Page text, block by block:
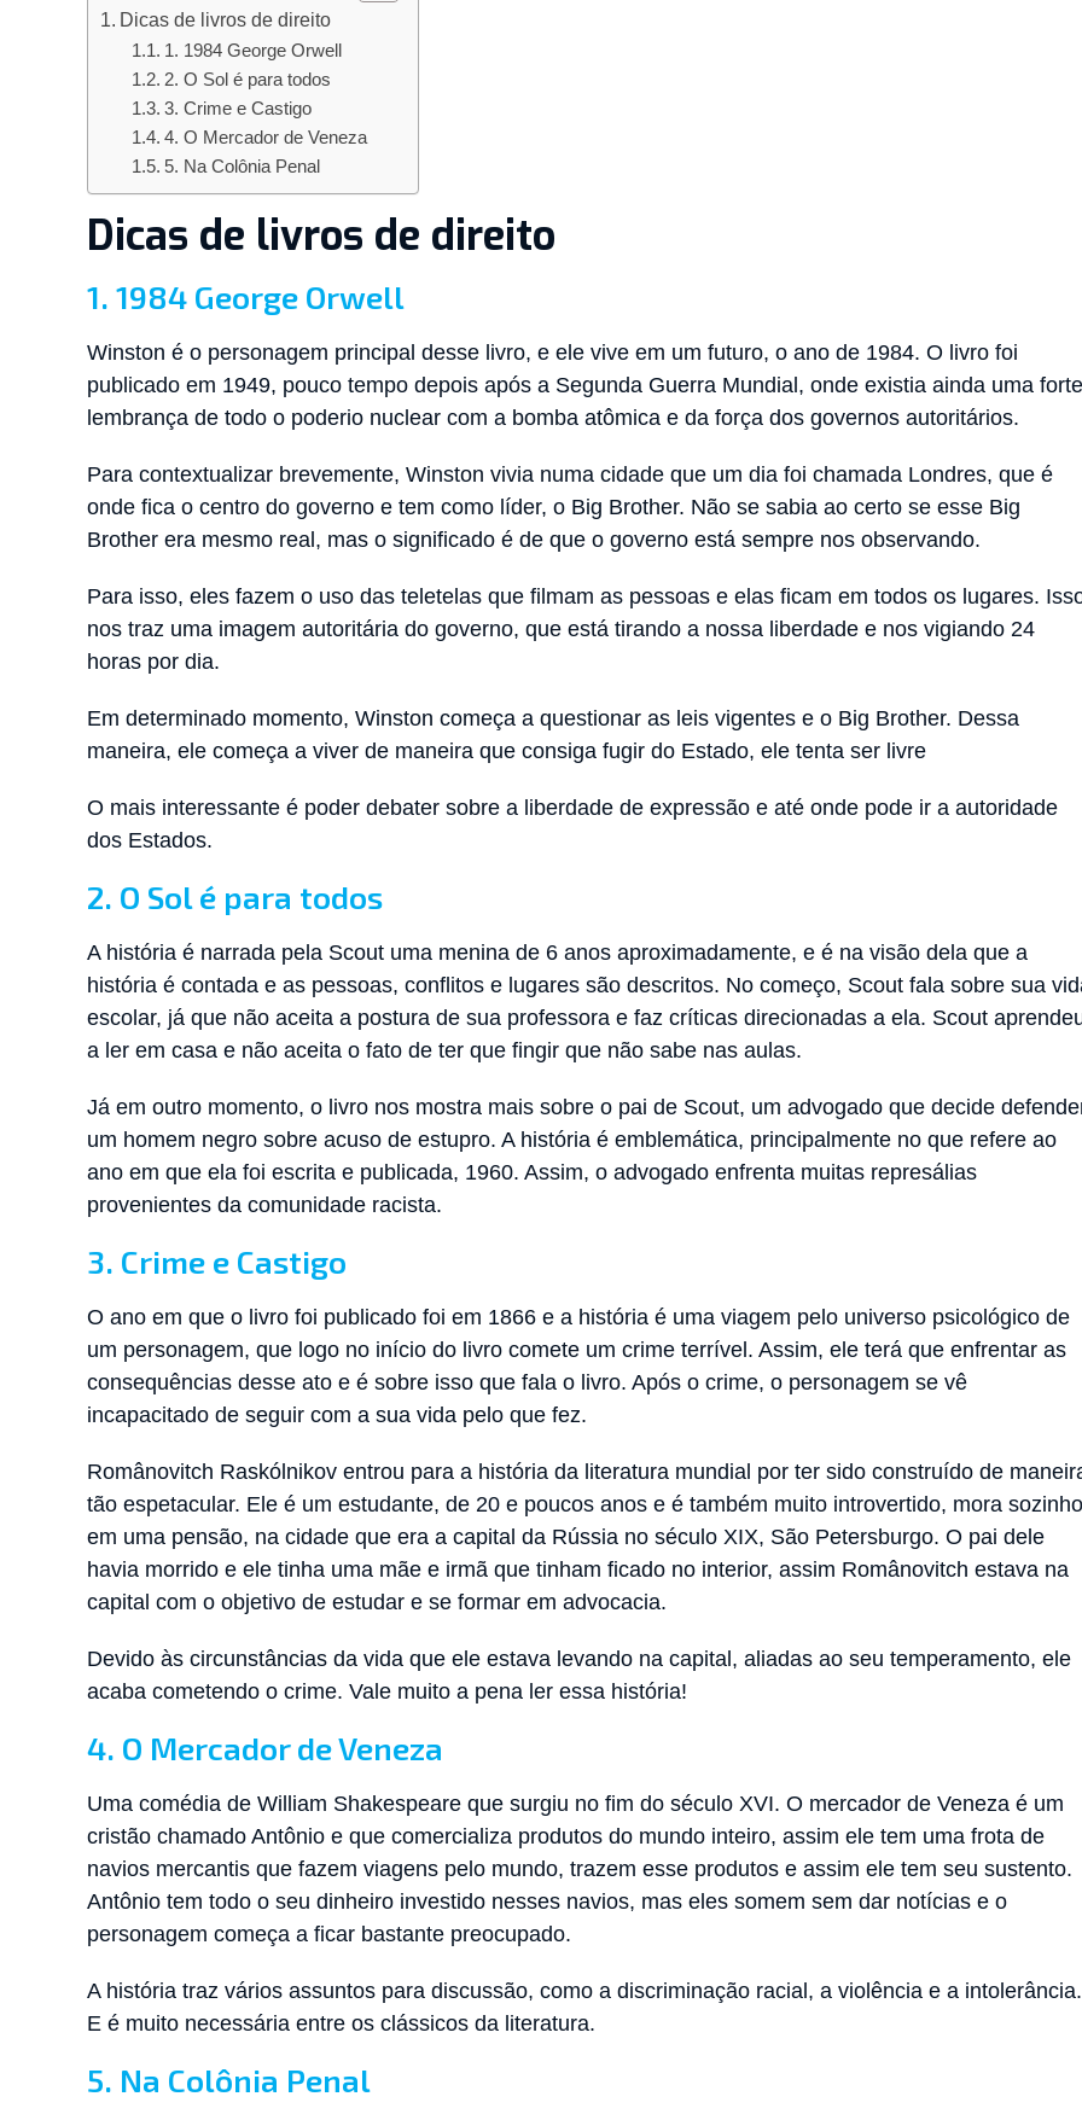
Dicas de livros de direito
1. 1984 George Orwell
2. O Sol é para todos
3. Crime e Castigo
4. O Mercador de Veneza
5. Na Colônia Penal
Dicas de livros de direito
1. 1984 George Orwell
Winston é o personagem principal desse livro, e ele vive em um futuro, o ano de 1984. O livro foi
publicado em 1949, pouco tempo depois após a Segunda Guerra Mundial, onde existia ainda uma forte
lembrança de todo o poderio nuclear com a bomba atômica e da força dos governos autoritários.
Para contextualizar brevemente, Winston vivia numa cidade que um dia foi chamada Londres, que é
onde fica o centro do governo e tem como líder, o Big Brother. Não se sabia ao certo se esse Big
Brother era mesmo real, mas o significado é de que o governo está sempre nos observando.
Para isso, eles fazem o uso das teletelas que filmam as pessoas e elas ficam em todos os lugares.
nos traz uma imagem autoritária do governo, que está tirando a nossa liberdade e nos vigiando 24
horas por dia.
Em determinado momento, Winston começa a questionar as leis vigentes e o Big Brother. Dessa
maneira, ele começa a viver de maneira que consiga fugir do Estado, ele tenta ser livre
O mais interessante é poder debater sobre a liberdade de expressão e até onde pode ir a autoridade
dos Estados.
2. O Sol é para todos
A história é narrada pela Scout uma menina de 6 anos aproximadamente, e é na visão dela que a
história é contada e as pessoas, conflitos e lugares são descritos. No começo, Scout fala sobre sua
escolar, já que não aceita a postura de sua professora e faz críticas direcionadas a ela. Scout
a ler em casa e não aceita o fato de ter que fingir que não sabe nas aulas.
Já em outro momento, o livro nos mostra mais sobre o pai de Scout, um advogado que decide
um homem negro sobre acuso de estupro. A história é emblemática, principalmente no que refere ao
ano em que ela foi escrita e publicada, 1960. Assim, o advogado enfrenta muitas represálias
provenientes da comunidade racista.
3. Crime e Castigo
O ano em que o livro foi publicado foi em 1866 e a história é uma viagem pelo universo psicológico de
um personagem, que logo no início do livro comete um crime terrível. Assim, ele terá que enfrentar as
consequências desse ato e é sobre isso que fala o livro. Após o crime, o personagem se vê
incapacitado de seguir com a sua vida pelo que fez.
Românovitch Raskólnikov entrou para a história da literatura mundial por ter sido construído de
tão espetacular. Ele é um estudante, de 20 e poucos anos e é também muito introvertido, mora sozinho
em uma pensão, na cidade que era a capital da Rússia no século XIX, São Petersburgo. O pai dele
havia morrido e ele tinha uma mãe e irmã que tinham ficado no interior, assim Românovitch estava na
capital com o objetivo de estudar e se formar em advocacia.
Devido às circunstâncias da vida que ele estava levando na capital, aliadas ao seu temperamento, ele
acaba cometendo o crime. Vale muito a pena ler essa história!
4. O Mercador de Veneza
Uma comédia de William Shakespeare que surgiu no fim do século XVI. O mercador de Veneza é um
cristão chamado Antônio e que comercializa produtos do mundo inteiro, assim ele tem uma frota de
navios mercantis que fazem viagens pelo mundo, trazem esse produtos e assim ele tem seu sustento.
Antônio tem todo o seu dinheiro investido nesses navios, mas eles somem sem dar notícias e o
personagem começa a ficar bastante preocupado.
A história traz vários assuntos para discussão, como a discriminação racial, a violência e a intolerância.
E é muito necessária entre os clássicos da literatura.
5. Na Colônia Penal